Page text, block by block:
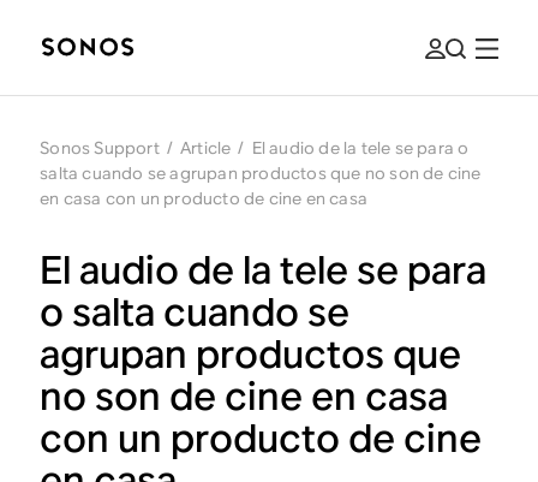
Sonos Support / Article / El audio de la tele se para o
salta cuando se agrupan productos que no son de cine
en casa con un producto de cine en casa
El audio de la tele se para
o salta cuando se
agrupan productos que
no son de cine en casa
con un producto de cine